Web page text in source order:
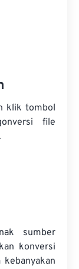
klik tombol
file
sumber
konversi